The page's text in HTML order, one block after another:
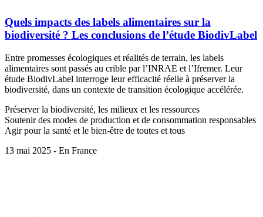
Quels impacts des labels alimentaires sur la
biodiversité ? Les conclusions de l’étude BiodivLabel
Entre promesses écologiques et réalités de terrain, les labels
alimentaires sont passés au crible par l’INRAE et l’Ifremer. Leur
étude BiodivLabel interroge leur efficacité réelle à préserver la
biodiversité, dans un contexte de transition écologique accélérée.
Préserver la biodiversité, les milieux et les ressources
Soutenir des modes de production et de consommation responsables
Agir pour la santé et le bien-être de toutes et tous
13 mai 2025 - En France